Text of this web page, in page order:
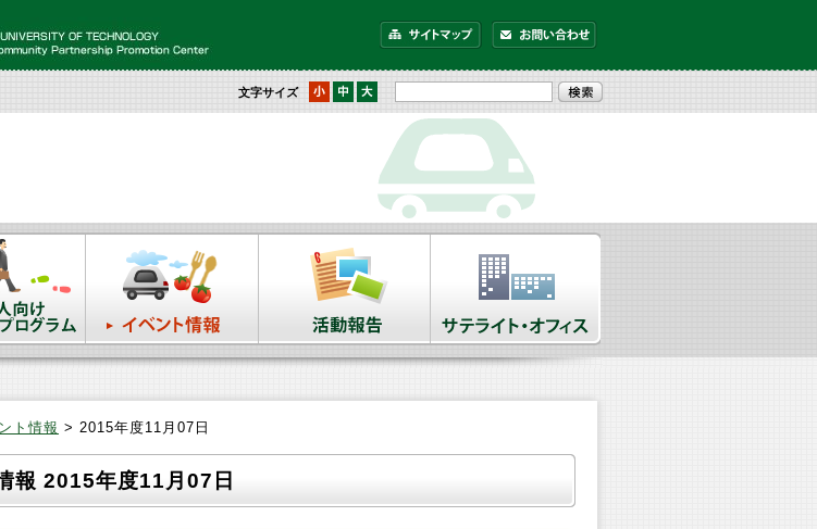
文字サイズ
ト情報 > 2015年度11月07日
報 2015年度11月07日